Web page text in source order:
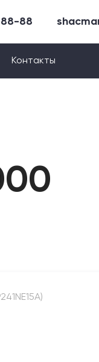
88
Контакты